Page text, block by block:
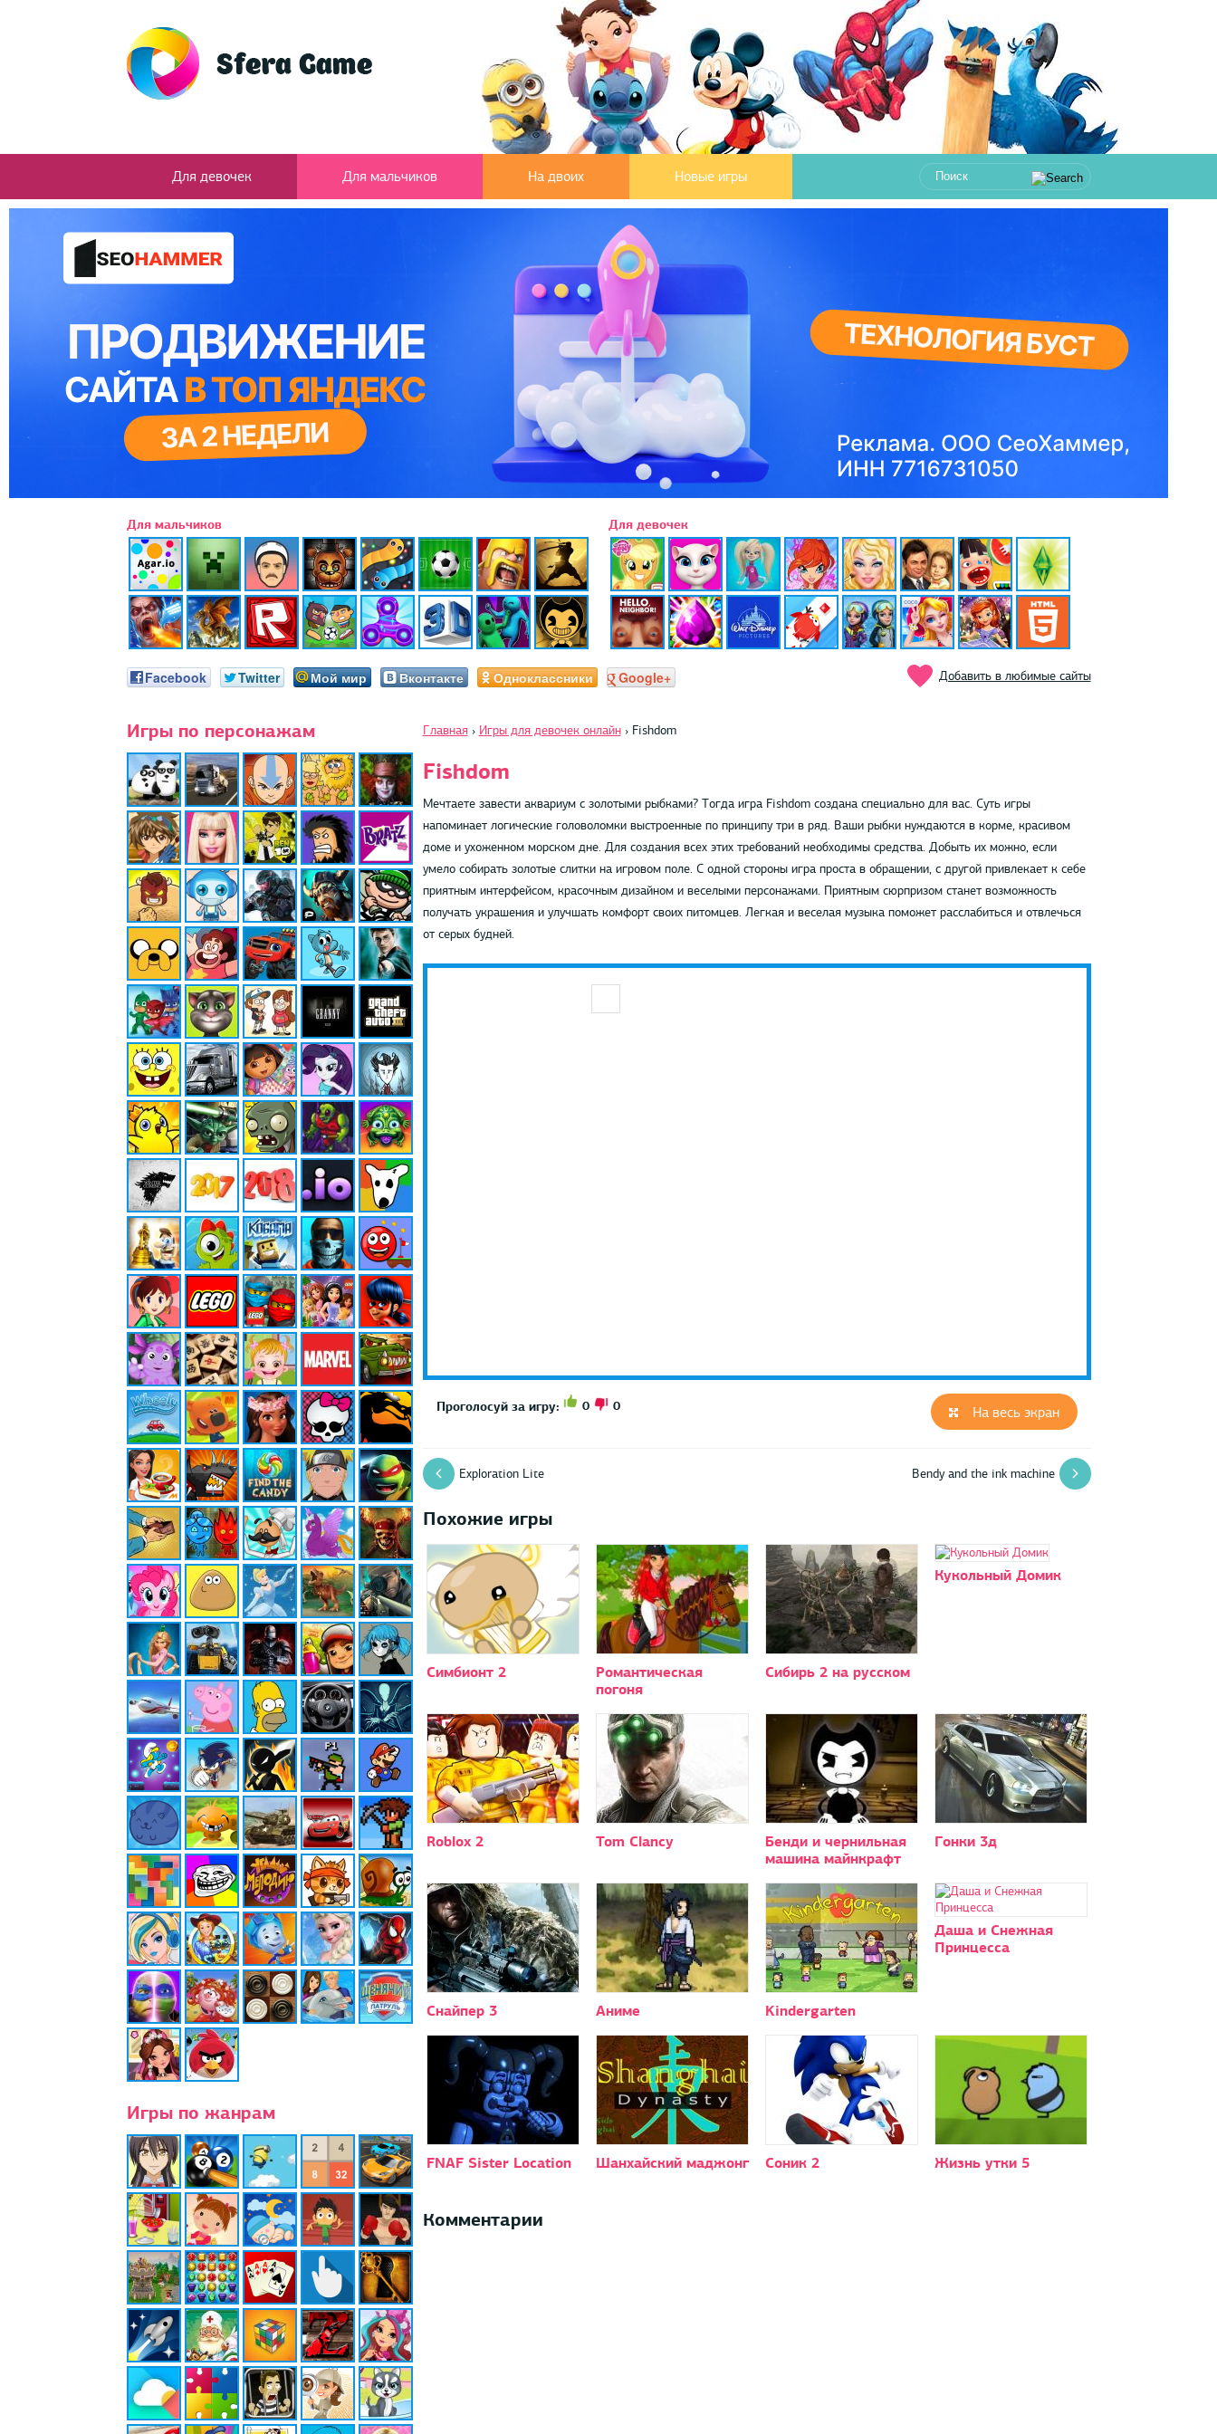
Для девочек Для мальчиков На двоих Новые игры
Для мальчиков Для девочек
Facebook Twitter Мой мир Вконтакте Одноклассники Google+ Добавить в любимые сайты
Игры по персонажам
Игры по жанрам
Главная › Игры для девочек онлайн › Fishdom
Fishdom
Мечтаете завести аквариум с золотыми рыбками? Тогда игра Fishdom создана специально для вас. Суть игры
напоминает логические головоломки выстроенные по принципу три в ряд. Ваши рыбки нуждаются в корме, красивом
доме и ухоженном морском дне. Для создания всех этих требований необходимы средства. Добыть их можно, если
умело собирать золотые слитки на игровом поле. С одной стороны игра проста в обращении, с другой привлекает к себе
приятным интерфейсом, красочным дизайном и веселыми персонажами. Приятным сюрпризом станет возможность
получать украшения и улучшать комфорт своих питомцев. Легкая и веселая музыка поможет расслабиться и отвлечься
от серых будней.
На весь экран
Проголосуй за игру: 0 0
Exploration Lite Bendy and the ink machine
Похожие игры
Симбионт 2
Романтическая
погоня
Сибирь 2 на русском
Кукольный Домик
Roblox 2 Tom Clancy
Бенди и чернильная
машина майнкрафт
Гонки 3д
Снайпер 3 Аниме Kindergarten
Даша и Снежная
Принцесса
FNAF Sister Location Шанхайский маджонг Соник 2 Жизнь утки 5
Комментарии